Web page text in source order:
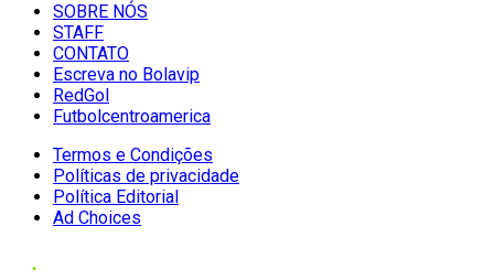
SOBRE NÓS
STAFF
CONTATO
Escreva no Bolavip
RedGol
Futbolcentroamerica
Termos e Condições
Políticas de privacidade
Política Editorial
Ad Choices